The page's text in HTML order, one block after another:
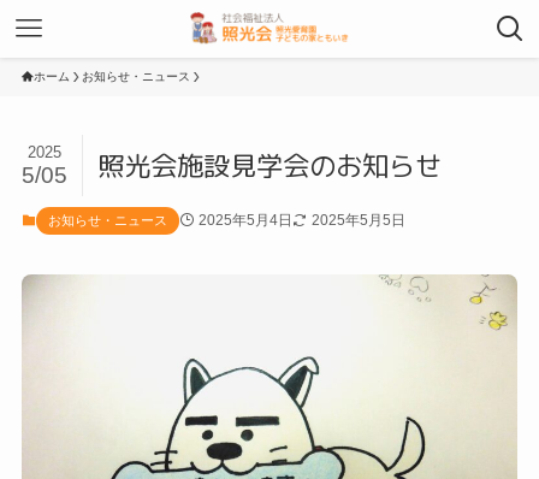
ホーム お知らせ・ニュース
照光会施設見学会のお知らせ
2025
5/05
お知らせ・ニュース 2025年5月4日 2025年5月5日